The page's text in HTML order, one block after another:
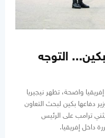
التوجه
واضحة، تظهر نيجيريا
دفاعها بكين لبحث التعاون
ترامب على الرئيس
داخل إفريقيا.